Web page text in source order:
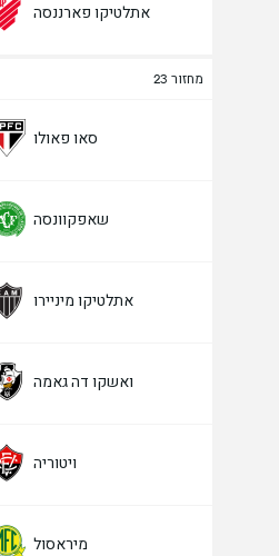
אתלטיקו פארננסה
מחזור 23
סאו פאולו
שאפקוונסה
אתלטיקו מיניירו
ואשקו דה גאמה
ויטוריה
מיראסול